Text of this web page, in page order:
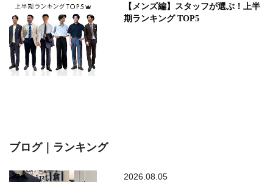
【メンズ編】スタッフが選ぶ！上半
期ランキング TOP5
ブログ｜ランキング
2026.08.05